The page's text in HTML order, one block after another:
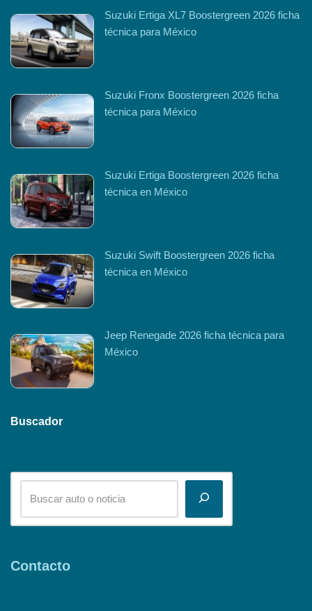
Suzuki Ertiga XL7 Boostergreen 2026 ficha
técnica para México
Suzuki Fronx Boostergreen 2026 ficha
técnica para México
Suzuki Ertiga Boostergreen 2026 ficha
técnica en México
Suzuki Swift Boostergreen 2026 ficha
técnica en México
Jeep Renegade 2026 ficha técnica para
México
Buscador
Contacto